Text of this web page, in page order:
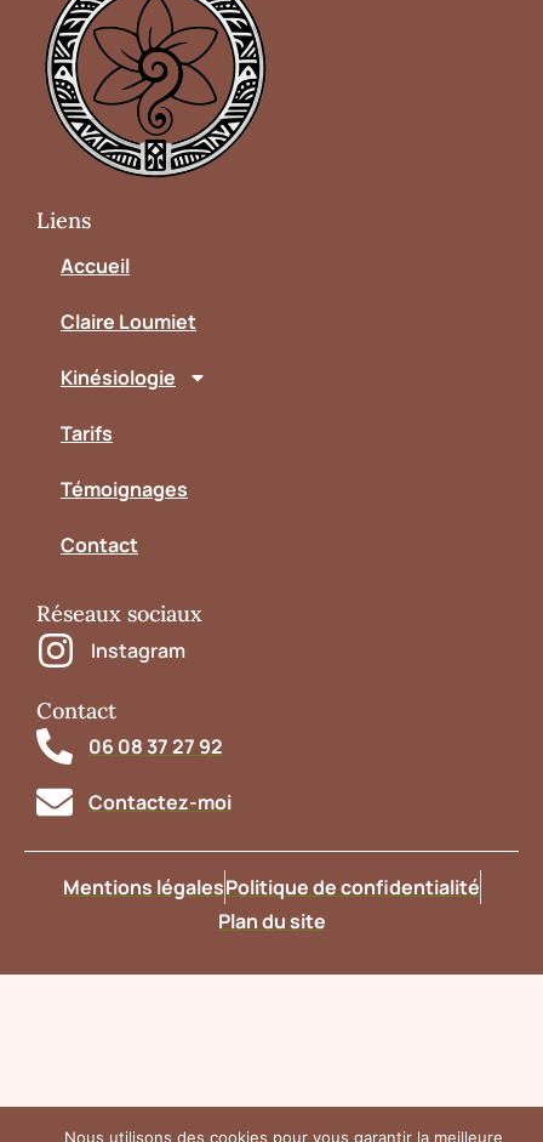
Liens
Accueil
Claire Loumiet
Kinésiologie
Tarifs
Témoignages
Contact
Réseaux sociaux
Instagram
Contact
06 08 37 27 92
Contactez-moi
Mentions légalesPolitique de confidentialité
Plan du site
Nous utilisons des cookies pour vous garantir la meilleure